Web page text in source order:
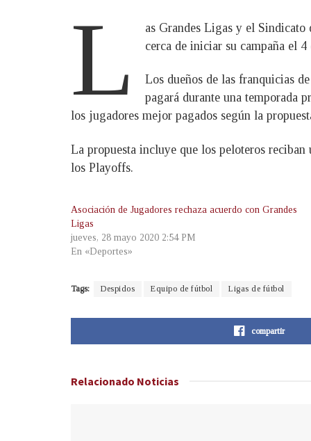
L
as Grandes Ligas y el Sindicato
cerca de iniciar su campaña el
Los dueños de las franquicias
pagará durante una temporada
los jugadores mejor pagados según la
La propuesta incluye que los peloteros
los Playoffs.
Asociación de Jugadores rechaza acuerdo con Grandes
Ligas
jueves, 28 mayo 2020 2:54 PM
En «Deportes»
Tags: Despidos Equipo de fútbol Ligas de fútbol
compartir
Relacionado Noticias